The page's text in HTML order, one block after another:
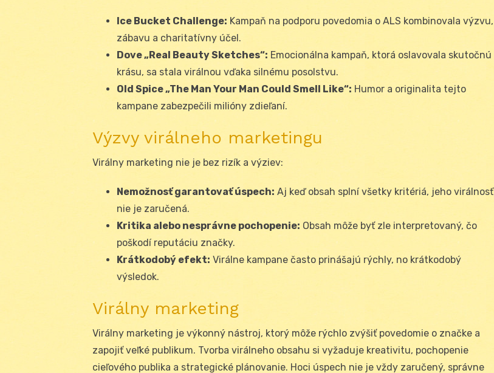
Ice Bucket Challenge: Kampaň na podporu povedomia o ALS kombinovala výzvu,
zábavu a charitatívny účel.
Dove „Real Beauty Sketches“: Emocionálna kampaň, ktorá oslavovala skutočnú
krásu, sa stala virálnou vďaka silnému posolstvu.
Old Spice „The Man Your Man Could Smell Like“: Humor a originalita tejto
kampane zabezpečili milióny zdieľaní.
Výzvy virálneho marketingu
Virálny marketing nie je bez rizík a výziev:
Nemožnosť garantovať úspech: Aj keď obsah splní všetky kritériá, jeho virálnosť
nie je zaručená.
Kritika alebo nesprávne pochopenie: Obsah môže byť zle interpretovaný, čo
poškodí reputáciu značky.
Krátkodobý efekt: Virálne kampane často prinášajú rýchly, no krátkodobý
výsledok.
Virálny marketing
Virálny marketing je výkonný nástroj, ktorý môže rýchlo zvýšiť povedomie o značke a
zapojiť veľké publikum. Tvorba virálneho obsahu si vyžaduje kreativitu, pochopenie
cieľového publika a strategické plánovanie. Hoci úspech nie je vždy zaručený, správne